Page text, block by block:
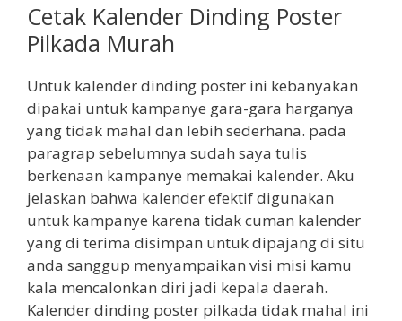
Cetak Kalender Dinding Poster
Pilkada Murah
Untuk kalender dinding poster ini kebanyakan
dipakai untuk kampanye gara-gara harganya
yang tidak mahal dan lebih sederhana. pada
paragrap sebelumnya sudah saya tulis
berkenaan kampanye memakai kalender. Aku
jelaskan bahwa kalender efektif digunakan
untuk kampanye karena tidak cuman kalender
yang di terima disimpan untuk dipajang di situ
anda sanggup menyampaikan visi misi kamu
kala mencalonkan diri jadi kepala daerah.
Kalender dinding poster pilkada tidak mahal ini